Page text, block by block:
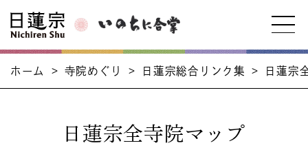
ホーム > 寺院めぐり > 日蓮宗総合リンク集 > 日蓮宗
日蓮宗全寺院マップ